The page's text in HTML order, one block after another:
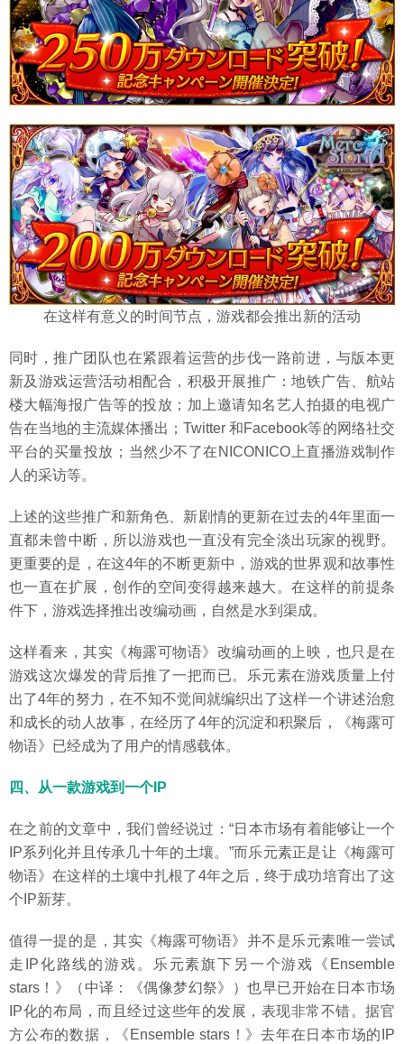
在这样有意义的时间节点，游戏都会推出新的活动
同时，推广团队也在紧跟着运营的步伐一路前进，与版本更
新及游戏运营活动相配合，积极开展推广：地铁广告、航站
楼大幅海报广告等的投放；加上邀请知名艺人拍摄的电视广
告在当地的主流媒体播出；Twitter 和Facebook等的网络社交
平台的买量投放；当然少不了在NICONICO上直播游戏制作
人的采访等。
上述的这些推广和新角色、新剧情的更新在过去的4年里面一
直都未曾中断，所以游戏也一直没有完全淡出玩家的视野。
更重要的是，在这4年的不断更新中，游戏的世界观和故事性
也一直在扩展，创作的空间变得越来越大。在这样的前提条
件下，游戏选择推出改编动画，自然是水到渠成。
这样看来，其实《梅露可物语》改编动画的上映，也只是在
游戏这次爆发的背后推了一把而已。乐元素在游戏质量上付
出了4年的努力，在不知不觉间就编织出了这样一个讲述治愈
和成长的动人故事，在经历了4年的沉淀和积聚后，《梅露可
物语》已经成为了用户的情感载体。
四、从一款游戏到一个IP
在之前的文章中，我们曾经说过：“日本市场有着能够让一个
IP系列化并且传承几十年的土壤。”而乐元素正是让《梅露可
物语》在这样的土壤中扎根了4年之后，终于成功培育出了这
个IP新芽。
值得一提的是，其实《梅露可物语》并不是乐元素唯一尝试
走IP化路线的游戏。乐元素旗下另一个游戏《Ensemble
stars！》（中译：《偶像梦幻祭》）也早已开始在日本市场
IP化的布局，而且经过这些年的发展，表现非常不错。据官
方公布的数据，《Ensemble stars！》去年在日本市场的IP